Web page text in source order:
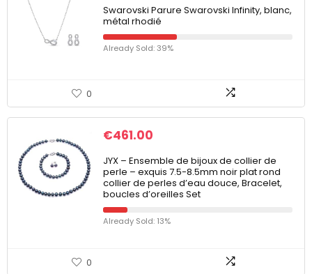
Swarovski Parure Swarovski Infinity, blanc,
métal rhodié
Already Sold: 39%
0
€461.00
JYX – Ensemble de bijoux de collier de
perle – exquis 7.5-8.5mm noir plat rond
collier de perles d’eau douce, Bracelet,
boucles d’oreilles Set
Already Sold: 13%
0